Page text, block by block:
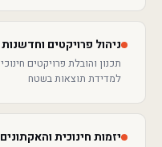
ניהול פרויקטים וחדשנות
תכנון והובלת פרויקטים
למדידת תוצאות בשטח
יזמות חינוכית והאקתונים